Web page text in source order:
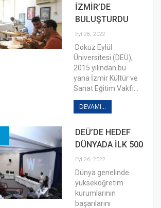
İZMİR’DE
BULUŞTURDU
Eyl 28, 2022
Dokuz Eylül
Üniversitesi (DEÜ),
2015 yılından bu
yana İzmir Kültür ve
Sanat Eğitim Vakfı…
DEVAMI...
DEÜ’DE HEDEF
DÜNYADA İLK 500
Eyl 26, 2022
Dünya genelinde
yükseköğretim
kurumlarının
başarılarını